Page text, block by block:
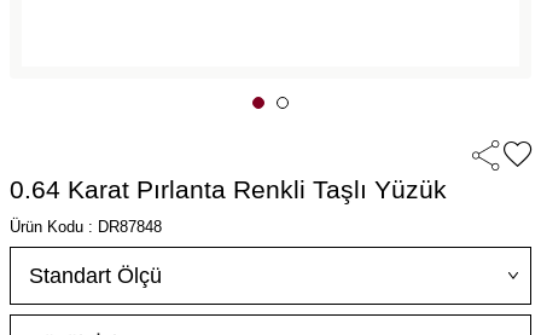
0.64 Karat Pırlanta Renkli Taşlı Yüzük
Ürün Kodu : DR87848